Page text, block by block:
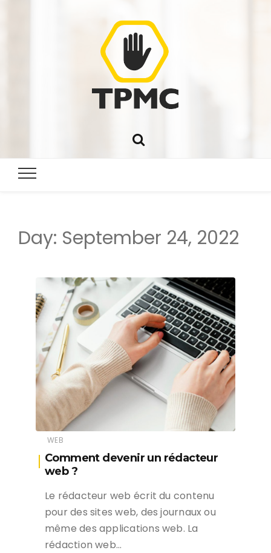
Day: September 24, 2022
WEB
Comment devenir un rédacteur
web ?
Le rédacteur web écrit du contenu
pour des sites web, des journaux ou
même des applications web. La
rédaction web…